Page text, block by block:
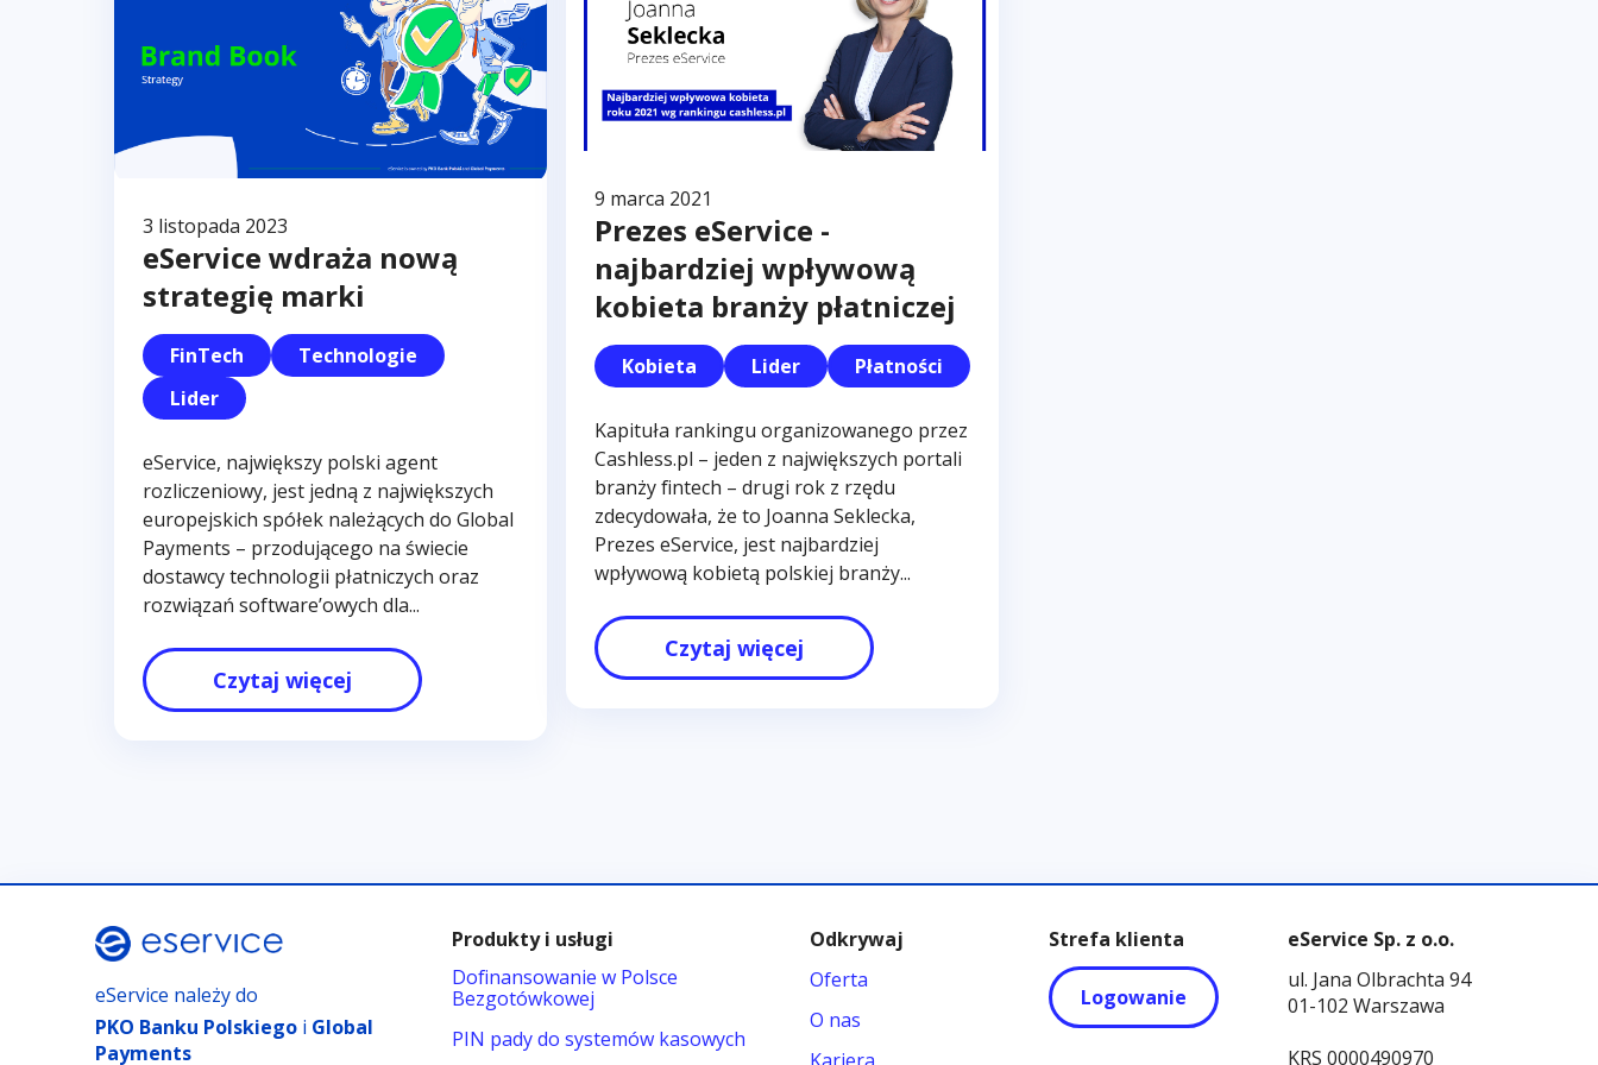
3 listopada 2023
eService wdraża nową
strategię marki
FinTech
Technologie
Lider
eService, największy polski agent
rozliczeniowy, jest jedną z największych
europejskich spółek należących do Global
Payments – przodującego na świecie
dostawcy technologii płatniczych oraz
rozwiązań software’owych dla...
Czytaj więcej
9 marca 2021
Prezes eService -
najbardziej wpływową
kobieta branży płatniczej
Kobieta Lider Płatności
Kapituła rankingu organizowanego przez
Cashless.pl – jeden z największych portali
branży fintech – drugi rok z rzędu
zdecydowała, że to Joanna Seklecka,
Prezes eService, jest najbardziej
wpływową kobietą polskiej branży...
Czytaj więcej
eService należy do
PKO Banku Polskiegoi Global
Payments
Produkty i usługi
Dofinansowanie w Polsce
Bezgotówkowej
PIN pady do systemów kasowych
Odkrywaj
Oferta
O nas
Strefa klienta
Logowanie
eService Sp. z o.o.
ul. Jana Olbrachta 94
01-102 Warszawa
KRS 0000490970